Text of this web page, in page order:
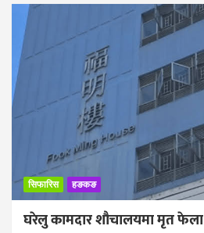
सिफारिस हङकङ
घरेलु कामदार शौचालयमा मृत फेला